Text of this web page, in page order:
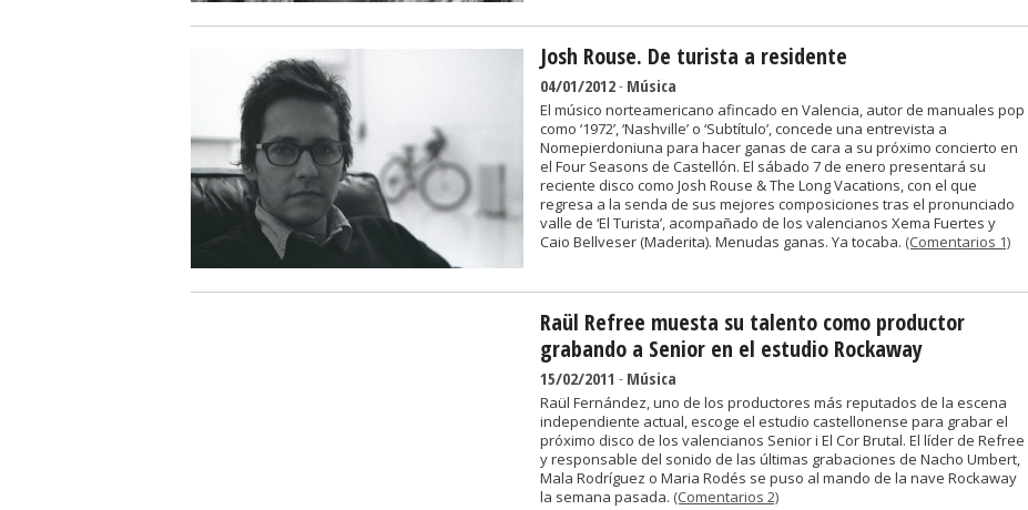
Josh Rouse. De turista a residente
04/01/2012- Música
El músico norteamericano afincado en Valencia, autor de manuales pop
como ‘1972’, ‘Nashville’ o ‘Subtítulo’, concede una entrevista a
Nomepierdoniuna para hacer ganas de cara a su próximo concierto en
el Four Seasons de Castellón. El sábado 7 de enero presentará su
reciente disco como Josh Rouse & The Long Vacations, con el que
regresa a la senda de sus mejores composiciones tras el pronunciado
valle de ‘El Turista’, acompañado de los valencianos Xema Fuertes y
Caio Bellveser (Maderita). Menudas ganas. Ya tocaba. (Comentarios 1)
Raül Refree muesta su talento como productor
grabando a Senior en el estudio Rockaway
15/02/2011 - Música
Raül Fernández, uno de los productores más reputados de la escena
independiente actual, escoge el estudio castellonense para grabar el
próximo disco de los valencianos Senior i El Cor Brutal. El líder de Refree
y responsable del sonido de las últimas grabaciones de Nacho Umbert,
Mala Rodríguez o Maria Rodés se puso al mando de la nave Rockaway
la semana pasada. (Comentarios 2)